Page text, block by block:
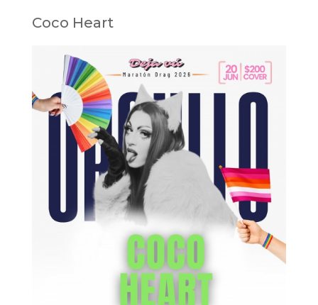
Coco Heart